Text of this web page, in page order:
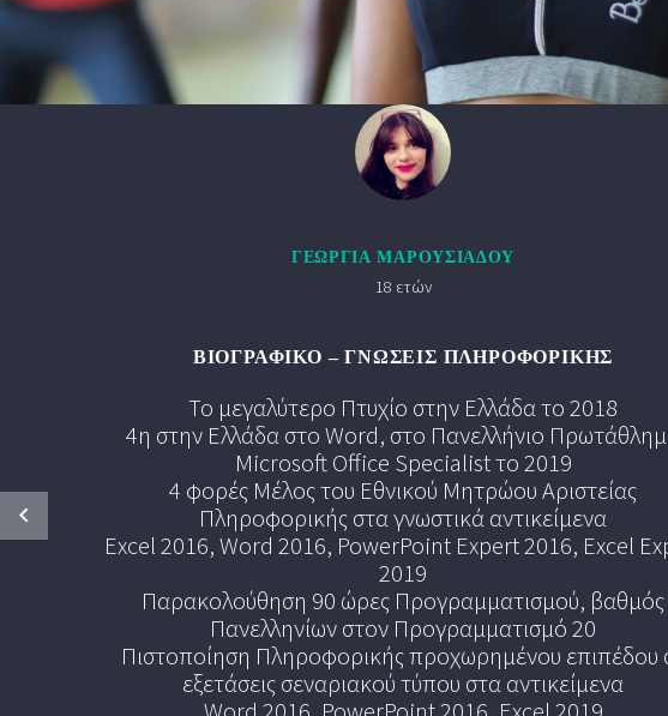
ΓΕΩΡΓΊΑ ΜΑΡΟΥΣΙΆΔΟΥ
18 ετών
ΒΙΟΓΡΑΦΙΚΌ – ΓΝΏΣΕΙΣ ΠΛΗΡΟΦΟΡΙΚΉΣ
Το μεγαλύτερο Πτυχίο στην Ελλάδα το 2018
4η στην Ελλάδα στο Word, στο Πανελλήνιο
Microsoft Office Specialist το 2019
4 φορές Μέλος του Εθνικού Μητρώου Αριστείας
Πληροφορικής στα γνωστικά αντικείμενα
Excel 2016, Word 2016, PowerPoint Expert 2016, Excel
2019
Παρακολούθηση 90 ώρες Προγραμματισμού, βαθμός
Πανελληνίων στον Προγραμματισμό 20
Πιστοποίηση Πληροφορικής προχωρημένου επιπέδου
εξετάσεις σεναριακού τύπου στα αντικείμενα